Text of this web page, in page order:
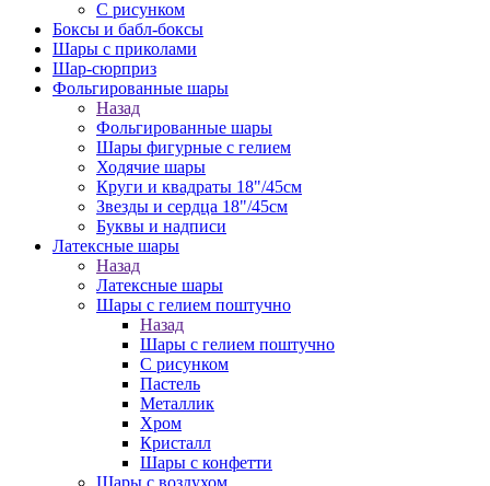
С рисунком
Боксы и бабл-боксы
Шары с приколами
Шар-сюрприз
Фольгированные шары
Назад
Фольгированные шары
Шары фигурные с гелием
Ходячие шары
Круги и квадраты 18"/45см
Звезды и сердца 18"/45см
Буквы и надписи
Латексные шары
Назад
Латексные шары
Шары с гелием поштучно
Назад
Шары с гелием поштучно
С рисунком
Пастель
Металлик
Хром
Кристалл
Шары с конфетти
Шары с воздухом